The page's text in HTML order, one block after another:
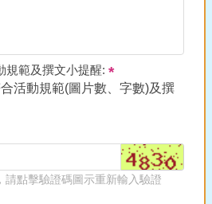
規範及撰文小提醒:
活動規範(圖片數、字數)及撰
請點擊驗證碼圖示重新輸入驗證